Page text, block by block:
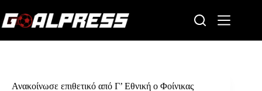
to
content
Ανακοίνωσε επιθετικό από Γ’ Εθνική ο Φοίνικας